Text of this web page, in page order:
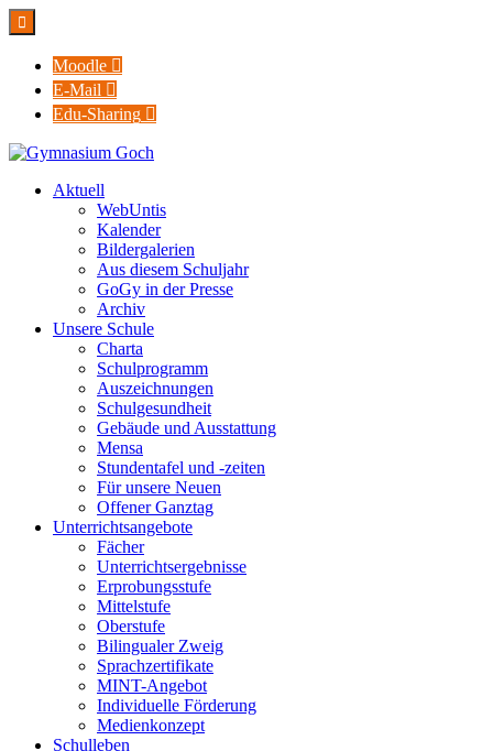

Moodle 
E-Mail 
Edu-Sharing 
Aktuell
WebUntis
Kalender
Bildergalerien
Aus diesem Schuljahr
GoGy in der Presse
Archiv
Unsere Schule
Charta
Schulprogramm
Auszeichnungen
Schulgesundheit
Gebäude und Ausstattung
Mensa
Stundentafel und -zeiten
Für unsere Neuen
Offener Ganztag
Unterrichtsangebote
Fächer
Unterrichtsergebnisse
Erprobungsstufe
Mittelstufe
Oberstufe
Bilingualer Zweig
Sprachzertifikate
MINT-Angebot
Individuelle Förderung
Medienkonzept
Schulleben